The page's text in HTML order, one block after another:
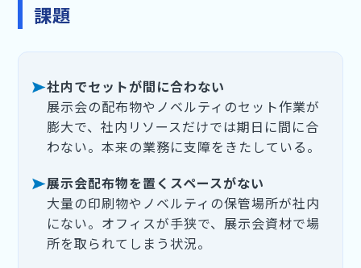
課題
社内でセットが間に合わない
展示会の配布物やノベルティのセット作業が
膨大で、社内リソースだけでは期日に間に合
わない。本来の業務に支障をきたしている。
展示会配布物を置くスペースがない
大量の印刷物やノベルティの保管場所が社内
にない。オフィスが手狭で、展示会資材で場
所を取られてしまう状況。